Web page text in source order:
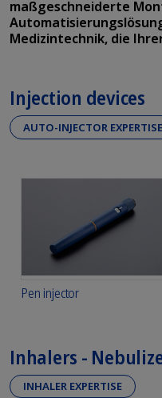
maßgeschneiderte
Medizintechnik, die
Injection devices
AUTO-INJECTOR EXPERTISE
Pen injector
Inhalers -
INHALER EXPERTISE